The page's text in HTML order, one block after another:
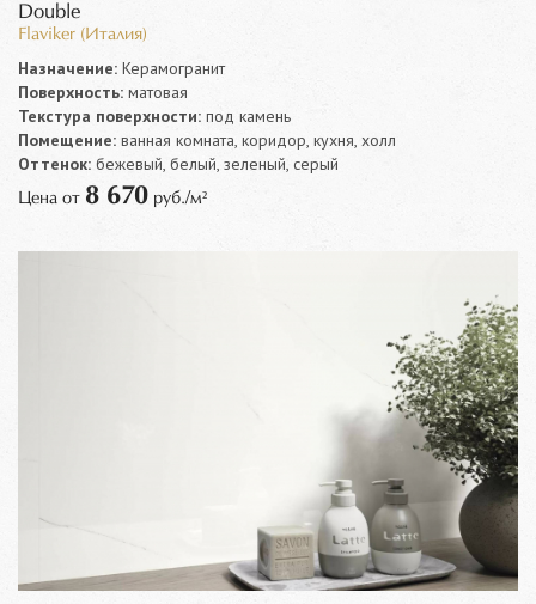
Double
Flaviker (Италия)
Назначение: Керамогранит
Поверхность: матовая
Текстура поверхности: под камень
Помещение: ванная комната, коридор, кухня, холл
Оттенок: бежевый, белый, зеленый, серый
Цена от 8 670 руб./м²